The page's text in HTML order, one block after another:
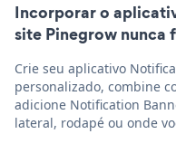
Incorporar o
site Pinegrow nunca
Crie seu aplicativo
personalizado, combine
adicione Notification
lateral, rodapé ou onde